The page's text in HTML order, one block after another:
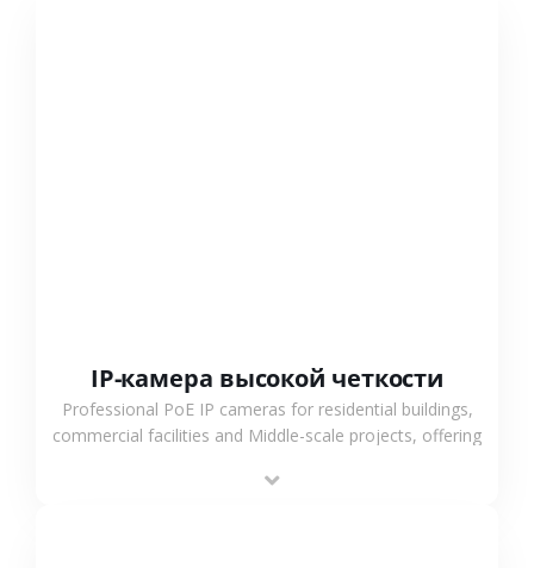
IP-камера высокой четкости
Professional PoE IP cameras for residential buildings,
commercial facilities and Middle-scale projects, offering
support.